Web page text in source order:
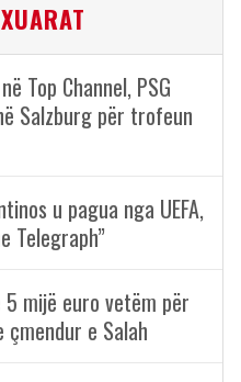
Top Channel, PSG
Salzburg për trofeun
u pagua nga UEFA,
Telegraph”
mijë euro vetëm për
e Salah